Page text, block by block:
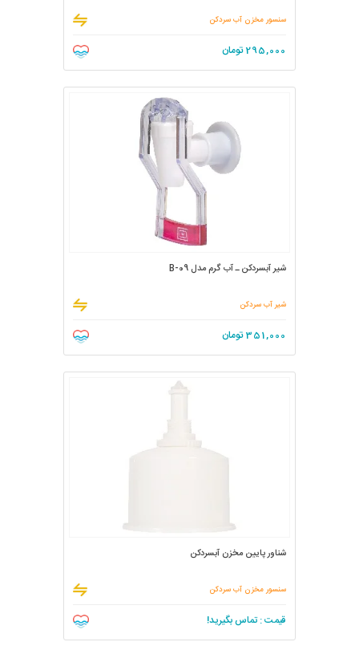
سنسور مخزن آب سردکن
295,000تومان
شیر آبسردکن ـ آب گرم مدل B-09
شیر آب سردکن
351,000تومان
شناور پایین مخزن آبسردکن
سنسور مخزن آب سردکن
قیمت : تماس بگیرید!